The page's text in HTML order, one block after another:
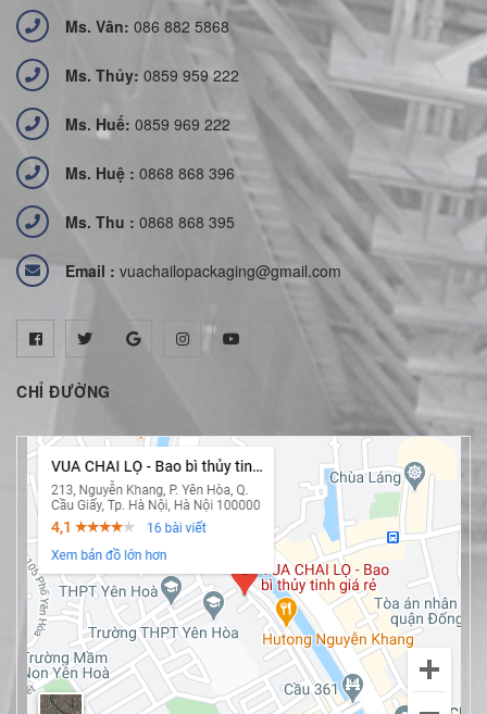
Ms. Vân: 086 882 5868
Ms. Thủy: 0859 959 222
Ms. Huế: 0859 969 222
Ms. Huệ : 0868 868 396
Ms. Thu : 0868 868 395
Email : vuachailopackaging@gmail.com
CHỈ ĐƯỜNG